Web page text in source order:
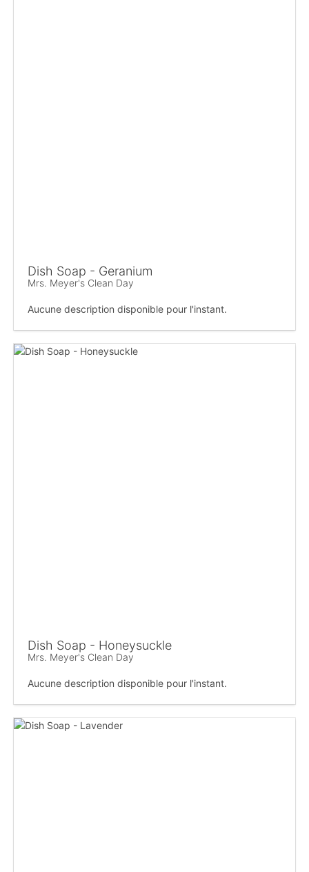
Dish Soap - Geranium
Mrs. Meyer's Clean Day
Aucune description disponible pour l'instant.
Dish Soap - Honeysuckle
Mrs. Meyer's Clean Day
Aucune description disponible pour l'instant.